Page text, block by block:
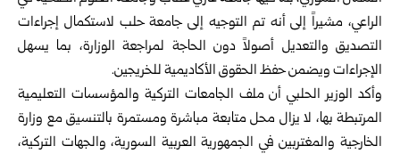
الراعي، ‏مشيراً إلى أنه تم التوجيه إلى جامعة حلب لاستكمال إجراءات
التصديق والتعديل ‏أصولاً دون الحاجة لمراجعة الوزارة، بما يسهل
الإجراءات ويضمن حفظ الحقوق ‏الأكاديمية للخريجين.‏
وأكد الوزير الحلبي أن ملف الجامعات التركية والمؤسسات التعليمية
المرتبطة بها، ‏لا يزال محل متابعة مباشرة ومستمرة بالتنسيق مع وزارة
الخارجية والمغتربين في ‏الجمهورية العربية السورية، والجهات التركية،